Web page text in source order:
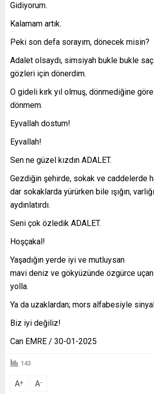
Gidiyorum.
Kalamam artık.
Peki son defa sorayım, dönecek misin?
Adalet olsaydı, simsiyah bukle bukle
gözleri için dönerdim.
O gideli kırk yıl olmuş, dönmediğine
dönmem.
Eyvallah dostum!
Eyvallah!
Sen ne güzel kızdın ADALET.
Gezdiğin şehirde, sokak ve caddelerde
dar sokaklarda yürürken bile ışığın,
aydınlatırdı.
Seni çok özledik ADALET.
Hoşçakal!
Yaşadığın yerde iyi ve mutluysan
mavi deniz ve gökyüzünde özgürce uçan
yolla.
Ya da uzaklardan; mors alfabesiyle
Biz iyi değiliz!
Can EMRE / 30-01-2025
143
A+ A-